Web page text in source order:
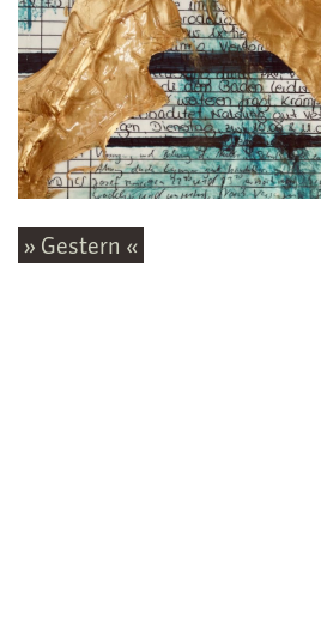
» Gestern «